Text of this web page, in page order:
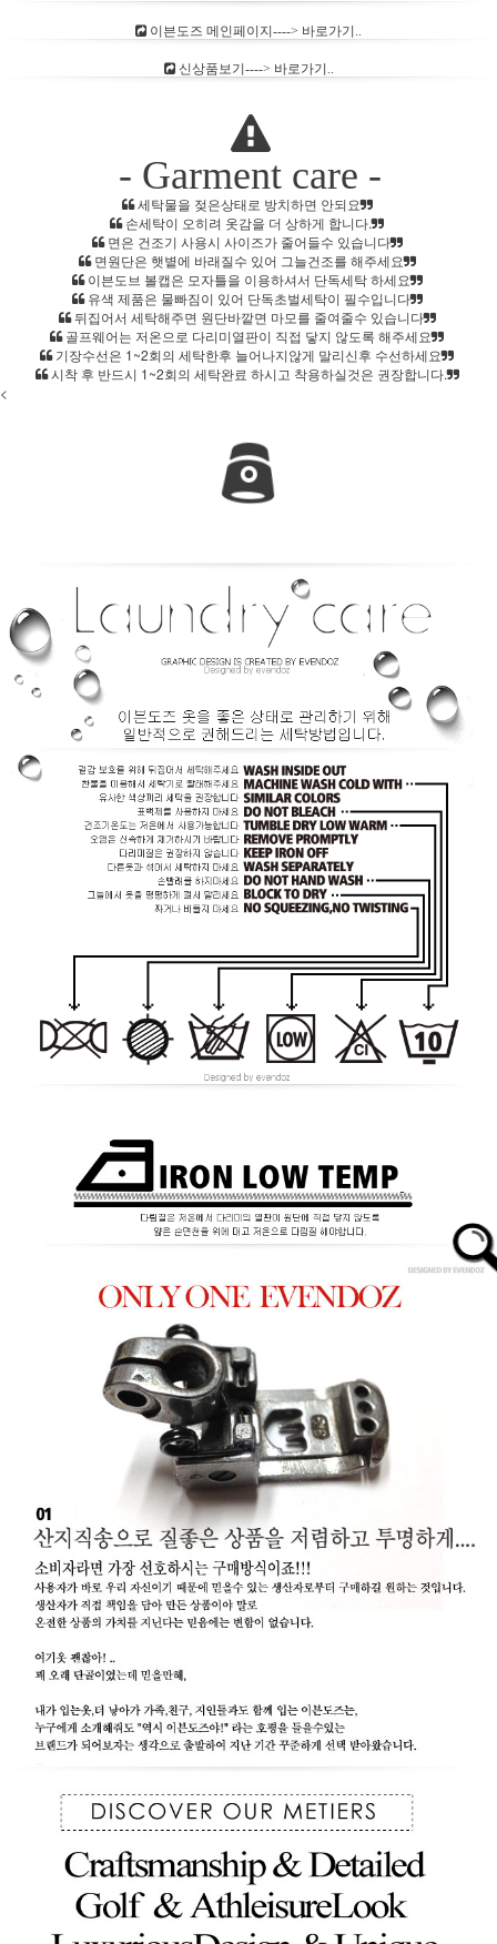
관련상품..
상품문의하기
전체상품후기
신상품보기
회원가입
이븐도즈 메인페이지----> 바로가기..
신상품보기----> 바로가기..
- Garment care -
세탁물을 젖은상태로 방치하면 안되요
손세탁이 오히려 옷감을 더 상하게 합니다.
면은 건조기 사용시 사이즈가 줄어들수 있습니다
면원단은 햇볕에 바래질수 있어 그늘건조를 해주세요
이븐도브 볼캡은 모자틀을 이용하셔서 단독세탁 하세요
유색 제품은 물빠짐이 있어 단독초벌세탁이 필수입니다
뒤집어서 세탁해주면 원단바깥면 마모를 줄여줄수 있습니다
골프웨어는 저온으로 다리미열판이 직접 닿지 않도록 해주세요
기장수선은 1~2회의 세탁한후 늘어나지않게 말리신후 수선하세요
시착 후 반드시 1~2회의 세탁완료 하시고 착용하실것은 권장합니다.
<